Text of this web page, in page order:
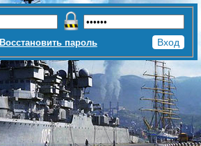
Восстановить пароль